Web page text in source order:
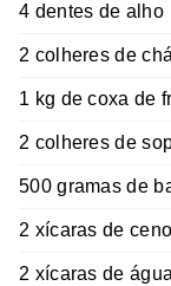
4 dentes de alho
2 colheres de
1 kg de coxa de
2 colheres de
500 gramas de
2 xícaras de
2 xícaras de água